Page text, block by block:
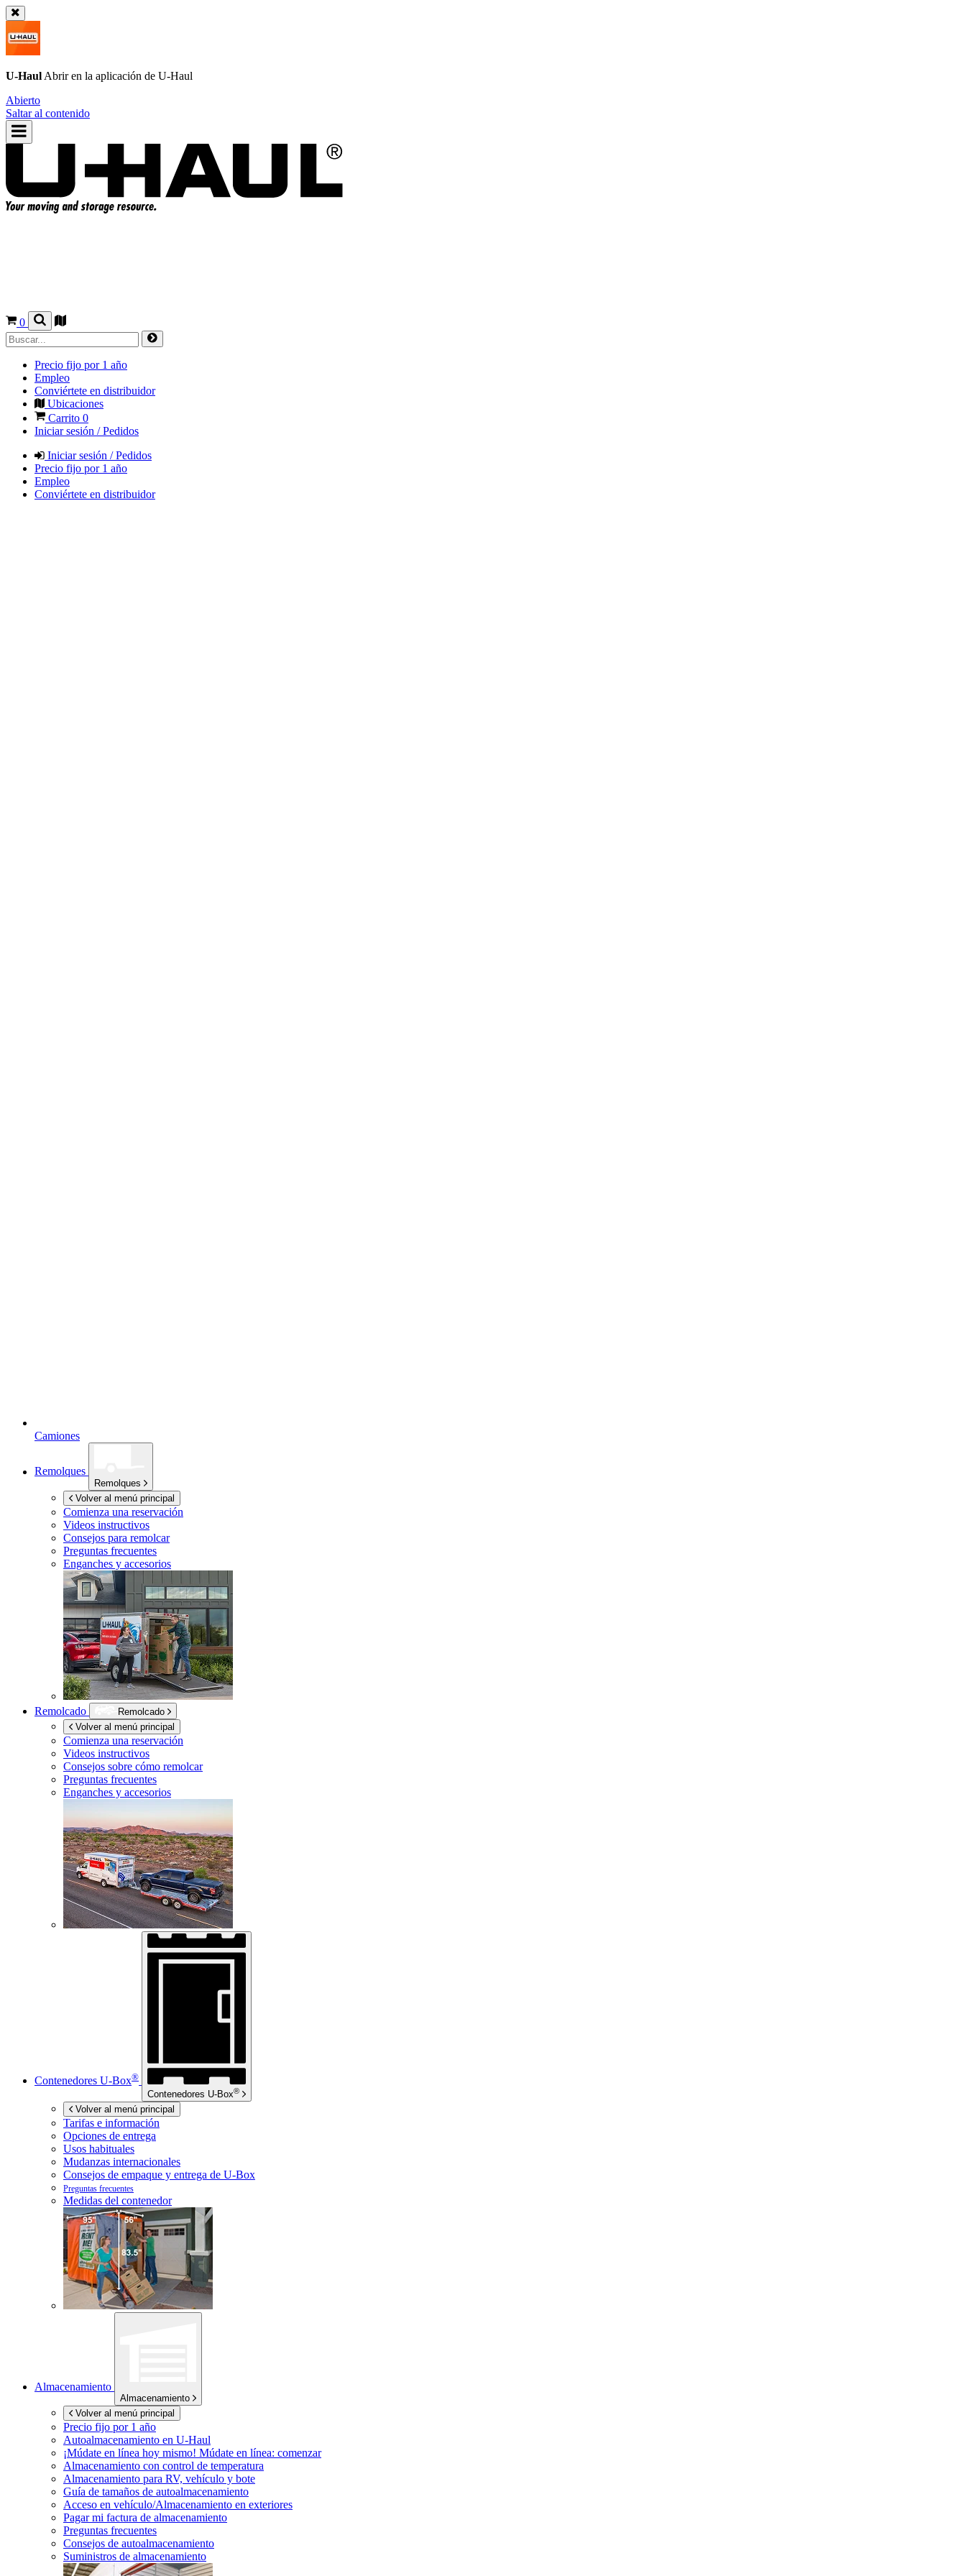
U-Haul Abrir en la aplicación de U-Haul
Abierto
Saltar al contenido
0
Precio fijo por 1 año
Empleo
Conviértete en distribuidor
Ubicaciones
Carrito 0
Iniciar sesión / Pedidos
Iniciar sesión / Pedidos
Precio fijo por 1 año
Empleo
Conviértete en distribuidor
Camiones
Remolques
Remolques
Volver al menú principal
Comienza una reservación
Videos instructivos
Consejos para remolcar
Preguntas frecuentes
Enganches y accesorios
Remolcado
Remolcado
Volver al menú principal
Comienza una reservación
Videos instructivos
Consejos sobre cómo remolcar
Preguntas frecuentes
Enganches y accesorios
Contenedores U-Box®
Contenedores U-Box®
Volver al menú principal
Tarifas e información
Opciones de entrega
Usos habituales
Mudanzas internacionales
Consejos de empaque y entrega de U-Box
Preguntas frecuentes
Medidas del contenedor
Almacenamiento
Almacenamiento
Volver al menú principal
Precio fijo por 1 año
Autoalmacenamiento en U-Haul
¡Múdate en línea hoy mismo! Múdate en línea: comenzar
Almacenamiento con control de temperatura
Almacenamiento para RV, vehículo y bote
Guía de tamaños de autoalmacenamiento
Acceso en vehículo/Almacenamiento en exteriores
Pagar mi factura de almacenamiento
Preguntas frecuentes
Consejos de autoalmacenamiento
Suministros de almacenamiento